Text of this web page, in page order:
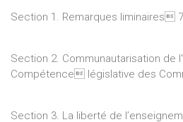
Section 1. Remarques liminaires 7
Section 2. Communautarisation de
Compétence législative des
Section 3. La liberté de